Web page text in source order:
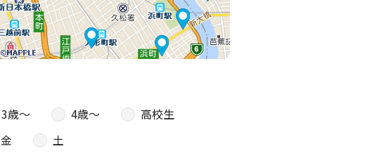
3歳〜 4歳〜
高校生
金
土